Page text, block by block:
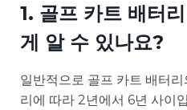
1. 골프 카트 배터
게 알 수 있나요?
일반적으로 골프 카트 배터
리에 따라 2년에서 6년 사이